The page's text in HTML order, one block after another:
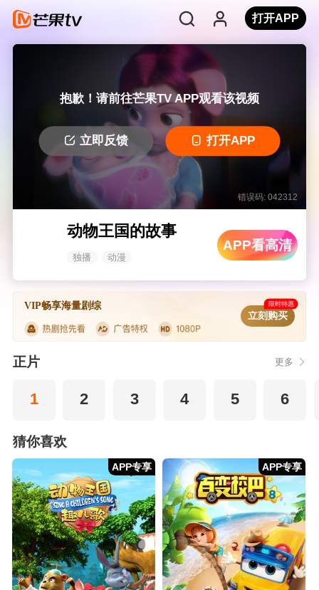
打开APP
抱歉！请前往芒果TV APP观看该视频
立即反馈 打开APP
错误码: 042312
动物王国的故事
独播 动漫
APP看高清
VIP畅享海量剧综 限时特惠
立刻购买
正片 更多
1 2 3 4 5 6
猜你喜欢
APP专享 APP专享